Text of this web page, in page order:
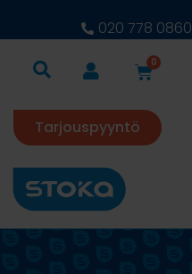
020 778 0860
0
Tarjouspyyntö